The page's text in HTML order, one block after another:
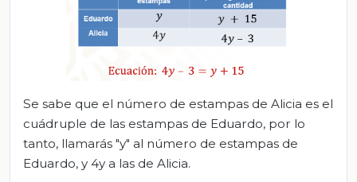
Se sabe que el número de estampas de Alicia es el
cuádruple de las estampas de Eduardo, por lo
tanto, llamarás "y" al número de estampas de
Eduardo, y 4y a las de Alicia.